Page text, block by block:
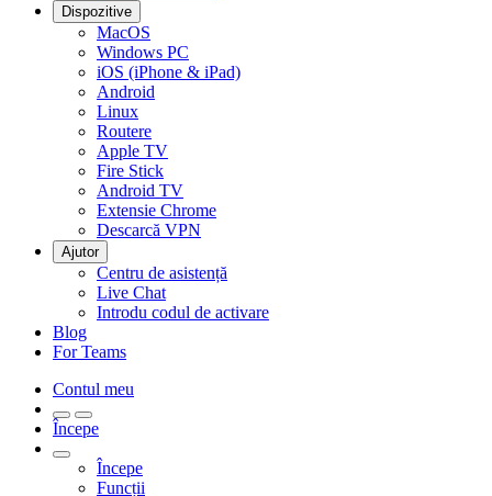
Dispozitive
MacOS
Windows PC
iOS (iPhone & iPad)
Android
Linux
Routere
Apple TV
Fire Stick
Android TV
Extensie Chrome
Descarcă VPN
Ajutor
Centru de asistență
Live Chat
Introdu codul de activare
Blog
For Teams
Contul meu
Începe
Începe
Funcții